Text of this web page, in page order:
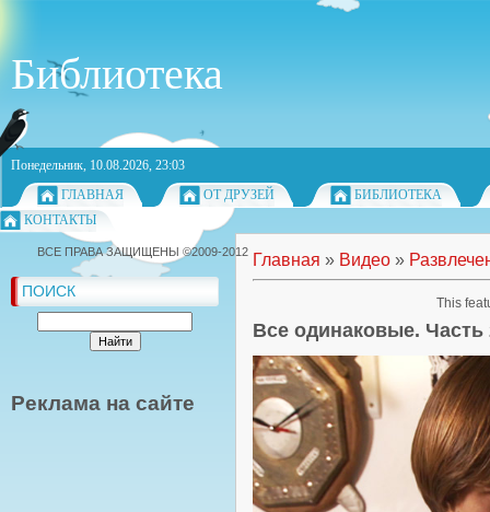
Библиотека
Понедельник, 10.08.2026, 23:03
ГЛАВНАЯ
ОТ ДРУЗЕЙ
БИБЛИОТЕКА
КОНТАКТЫ
ПОИСК
Реклама на сайте
Главная » Видео »
Все одинаковые. Часть
ВСЕ ПРАВА ЗАЩИЩЕНЫ ©2009-2012
This